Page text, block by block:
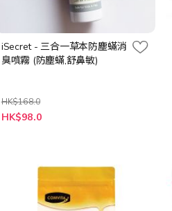
iSecret - 三合一草本防塵蟎消
臭噴霧 (防塵蟎,舒鼻敏)
HK$168.0
特
殊
HK$98.0